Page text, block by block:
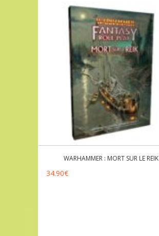
WARHAMMER : MORT SUR LE REIK
34.90€